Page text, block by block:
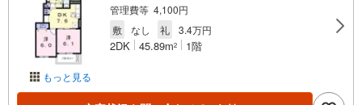
もっと見る
管理費等 4,100円
敷
なし 礼 3.4万円
2DK 45.89m2 1階